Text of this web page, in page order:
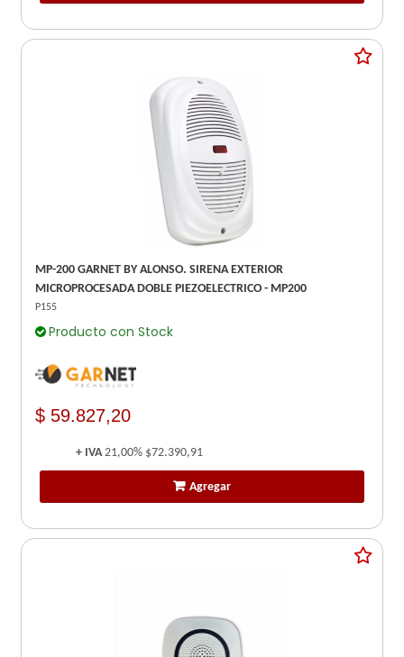
MP-200 GARNET BY ALONSO. SIRENA EXTERIOR
MICROPROCESADA DOBLE PIEZOELECTRICO - MP200
P155
Producto con Stock
$ 59.827,20
+ IVA21,00% $72.390,91
Agregar